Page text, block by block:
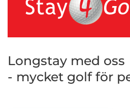
Longstay med oss
- mycket golf för